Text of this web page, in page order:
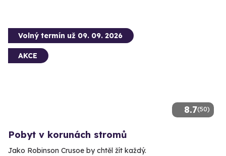
8.7(50)
Volný termín už 09. 09. 2026
AKCE
Pobyt v korunách stromů
Jako Robinson Crusoe by chtěl žít každý.